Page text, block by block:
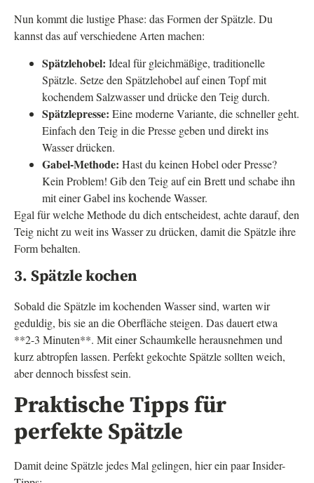
Nun kommt die lustige Phase: das Formen der Spätzle. Du
kannst das auf verschiedene Arten machen:
Spätzlehobel: Ideal für gleichmäßige, traditionelle
Spätzle. Setze den Spätzlehobel auf einen Topf mit
kochendem Salzwasser und drücke den Teig durch.
Spätzlepresse: Eine moderne Variante, die schneller geht.
Einfach den Teig in die Presse geben und direkt ins
Wasser drücken.
Gabel-Methode: Hast du keinen Hobel oder Presse?
Kein Problem! Gib den Teig auf ein Brett und schabe ihn
mit einer Gabel ins kochende Wasser.
Egal für welche Methode du dich entscheidest, achte darauf, den
Teig nicht zu weit ins Wasser zu drücken, damit die Spätzle ihre
Form behalten.
3. Spätzle kochen
Sobald die Spätzle im kochenden Wasser sind, warten wir
geduldig, bis sie an die Oberfläche steigen. Das dauert etwa
**2-3 Minuten**. Mit einer Schaumkelle herausnehmen und
kurz abtropfen lassen. Perfekt gekochte Spätzle sollten weich,
aber dennoch bissfest sein.
Praktische Tipps für
perfekte Spätzle
Damit deine Spätzle jedes Mal gelingen, hier ein paar Insider-